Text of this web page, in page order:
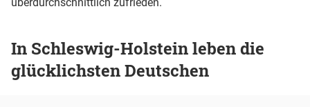
In Schleswig-Holstein leben die
glücklichsten Deutschen